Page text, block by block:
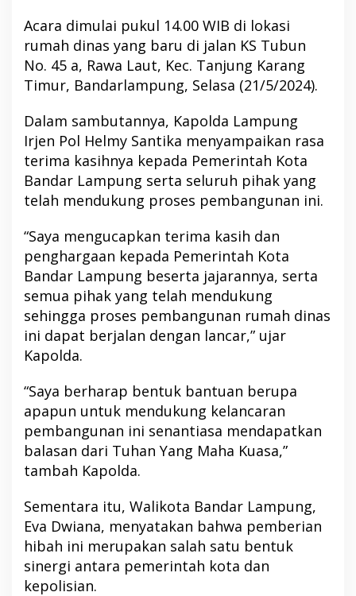
Acara dimulai pukul 14.00 WIB di lokasi
rumah dinas yang baru di jalan KS Tubun
No. 45 a, Rawa Laut, Kec. Tanjung Karang
Timur, Bandarlampung, Selasa (21/5/2024).
Dalam sambutannya, Kapolda Lampung
Irjen Pol Helmy Santika menyampaikan rasa
terima kasihnya kepada Pemerintah Kota
Bandar Lampung serta seluruh pihak yang
telah mendukung proses pembangunan ini.
“Saya mengucapkan terima kasih dan
penghargaan kepada Pemerintah Kota
Bandar Lampung beserta jajarannya, serta
semua pihak yang telah mendukung
sehingga proses pembangunan rumah dinas
ini dapat berjalan dengan lancar,” ujar
Kapolda.
“Saya berharap bentuk bantuan berupa
apapun untuk mendukung kelancaran
pembangunan ini senantiasa mendapatkan
balasan dari Tuhan Yang Maha Kuasa,”
tambah Kapolda.
Sementara itu, Walikota Bandar Lampung,
Eva Dwiana, menyatakan bahwa pemberian
hibah ini merupakan salah satu bentuk
sinergi antara pemerintah kota dan
kepolisian.